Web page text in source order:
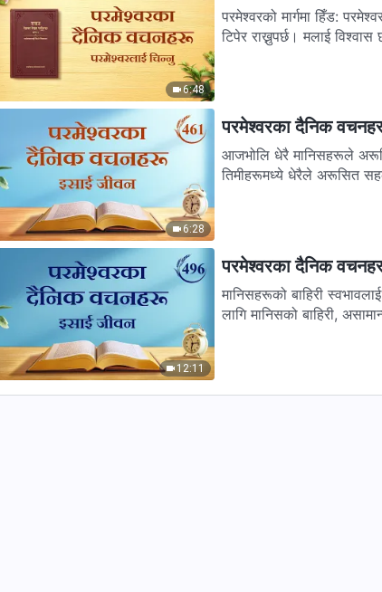
6:48
परमेश्‍वरको मार्गमा हिँड: परमेश्‍वरको डर
टिपेर राख्नुपर्छ। मलाई विश्‍वास
6:28
परमेश्‍वरका दैनिक
आजभोलि धेरै मानिसहरूले
तिमीहरूमध्ये धेरैले अरूसित
12:11
परमेश्‍वरका दैनिक
मानिसहरूको बाहिरी
लागि मानिसको बाहिरी,